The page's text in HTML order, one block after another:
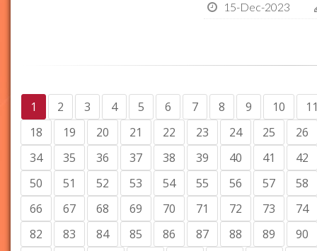
15-Dec-2023
1 2 3 4 5 6 7 8 9 10
18
19 20 21 22 23 24 25
26
34
35 36 37 38 39 40 41
42
50
51 52 53 54 55 56 57
58
66
67 68 69 70 71 72 73
74
82
83 84 85 86 87 88 89
90